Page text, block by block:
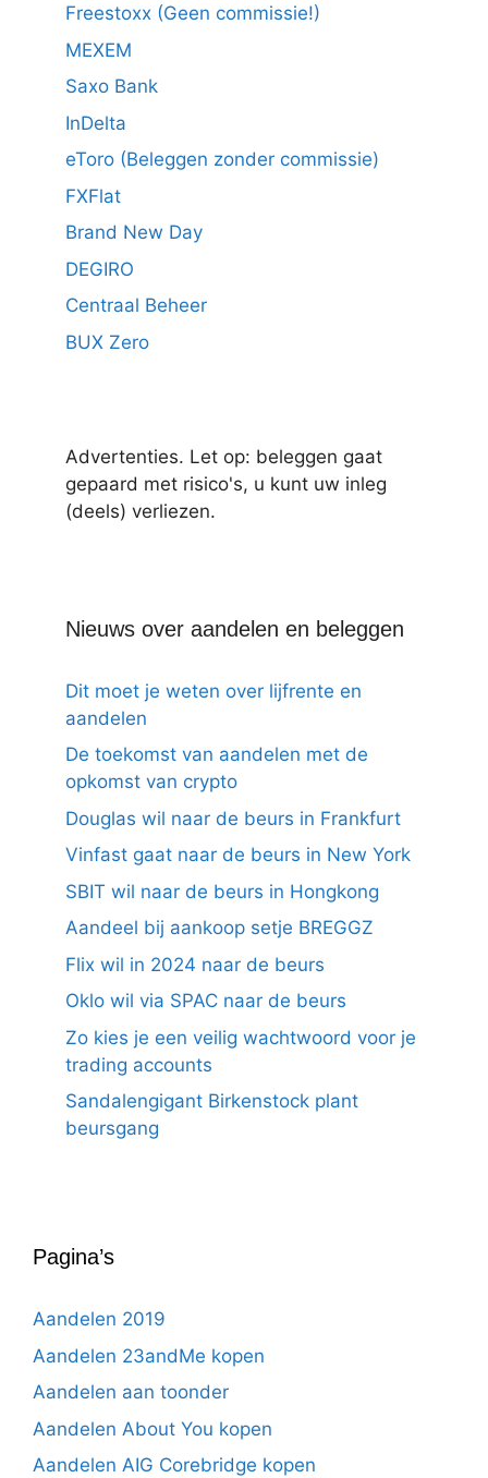
Freestoxx (Geen commissie!)
MEXEM
Saxo Bank
InDelta
eToro (Beleggen zonder commissie)
FXFlat
Brand New Day
DEGIRO
Centraal Beheer
BUX Zero
Advertenties. Let op: beleggen gaat
gepaard met risico's, u kunt uw inleg
(deels) verliezen.
Nieuws over aandelen en beleggen
Dit moet je weten over lijfrente en
aandelen
De toekomst van aandelen met de
opkomst van crypto
Douglas wil naar de beurs in Frankfurt
Vinfast gaat naar de beurs in New York
SBIT wil naar de beurs in Hongkong
Aandeel bij aankoop setje BREGGZ
Flix wil in 2024 naar de beurs
Oklo wil via SPAC naar de beurs
Zo kies je een veilig wachtwoord voor je
trading accounts
Sandalengigant Birkenstock plant
beursgang
Pagina’s
Aandelen 2019
Aandelen 23andMe kopen
Aandelen aan toonder
Aandelen About You kopen
Aandelen AIG Corebridge kopen